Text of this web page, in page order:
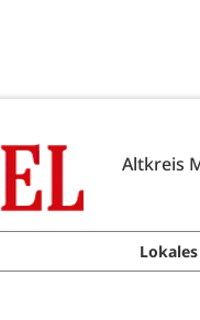
Altkreis
Lokales